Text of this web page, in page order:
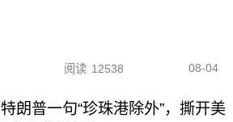
阅读 12538 08-04
特朗普一句“珍珠港除外”，撕开美